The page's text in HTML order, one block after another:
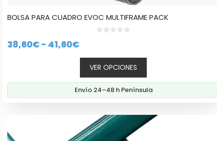
BOLSA PARA CUADRO EVOC MULTIFRAME PACK
38,60€- 41,60€Rango
de
precios:
desde
38,60€
41,60€
VER OPCIONES
Envío 24–48 h Península